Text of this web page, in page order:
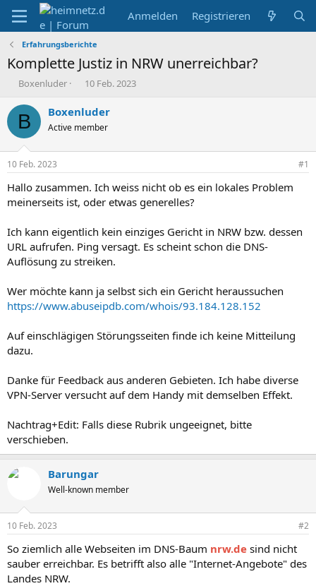
Anmelden Registrieren
Erfahrungsberichte
Komplette Justiz in NRW unerreichbar?
E
s
e
r
Boxenluder
E
s
e
t
a
10 Feb. 2023
B Boxenluder
Active member
10 Feb. 2023 #1
Hallo zusammen. Ich weiss nicht ob es ein lokales Problem
meinerseits ist, oder etwas generelles?
Ich kann eigentlich kein einziges Gericht in NRW bzw. dessen
URL aufrufen. Ping versagt. Es scheint schon die DNS-
Auflösung zu streiken.
Wer möchte kann ja selbst sich ein Gericht heraussuchen
https://www.abuseipdb.com/whois/93.184.128.152
Auf einschlägigen Störungsseiten finde ich keine Mitteilung
dazu.
Danke für Feedback aus anderen Gebieten. Ich habe diverse
VPN-Server versucht auf dem Handy mit demselben Effekt.
Nachtrag+Edit: Falls diese Rubrik ungeeignet, bitte
verschieben.
Barungar
Well-known member
10 Feb. 2023 #2
So ziemlich alle Webseiten im DNS-Baum nrw.de sind nicht
sauber erreichbar. Es betrifft also alle "Internet-Angebote" des
Landes NRW.